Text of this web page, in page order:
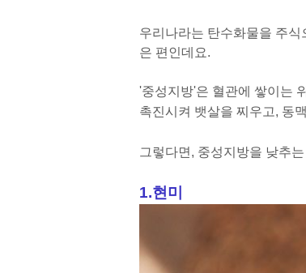
우리나라는 탄수화물을 주
은 편인데요.
'중성지방'은 혈관에 쌓이는
촉진시켜 뱃살을 찌우고, 동
그렇다면, 중성지방을 낮추
1.현미